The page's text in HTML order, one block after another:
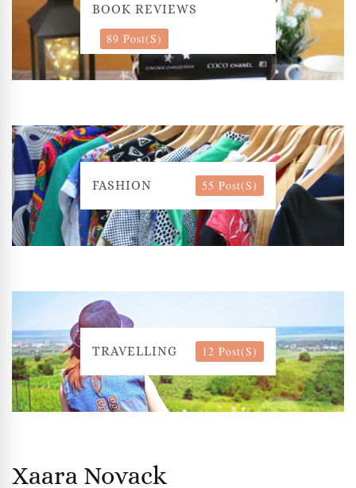
BOOK REVIEWS
89 Post(s)
FASHION 55 Post(s)
TRAVELLING 12 Post(s)
Xaara Novack